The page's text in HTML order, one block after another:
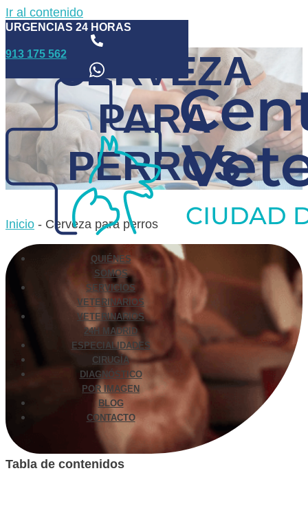
Ir al contenido
URGENCIAS 24 HORAS
913 175 562
QUIÉNES
SOMOS
SERVICIOS
VETERINARIOS
VETERINARIOS
24H MADRID
ESPECIALIDADES
CIRUGÍA
DIAGNÓSTICO
POR IMAGEN
BLOG
CONTACTO
CERVEZA
PARA
PERROS
Inicio - Cerveza para perros
Tabla de contenidos